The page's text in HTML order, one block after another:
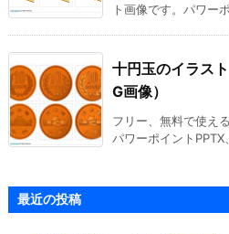
ト画像です。パワー
十円玉のイラス
G画像）
フリー、無料で使え
パワーポイント
最近の投稿